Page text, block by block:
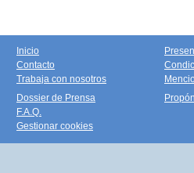
Inicio
Contacto
Trabaja con nosotros
Dossier de Prensa
F.A.Q.
Gestionar cookies